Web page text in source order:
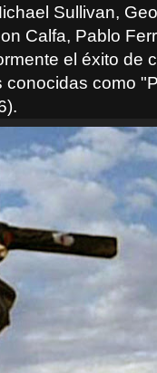
Sullivan,
Calfa, Pablo
el éxito de
como